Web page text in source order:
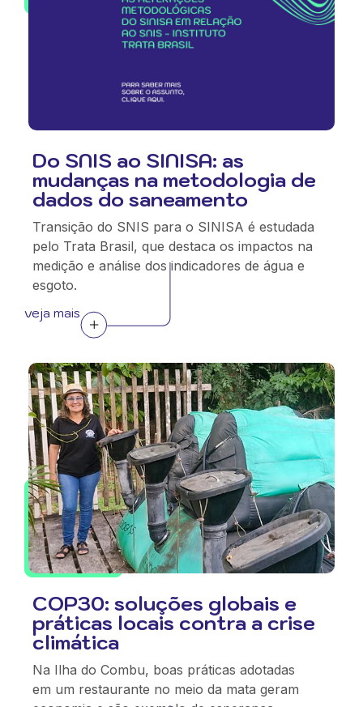
Do SNIS ao SINISA: as
mudanças na metodologia de
dados do saneamento
Transição do SNIS para o SINISA é estudada
pelo Trata Brasil, que destaca os impactos na
medição e análise dos indicadores de água e
esgoto.
veja mais
COP30: soluções globais e
práticas locais contra a crise
climática
Na Ilha do Combu, boas práticas adotadas
em um restaurante no meio da mata geram